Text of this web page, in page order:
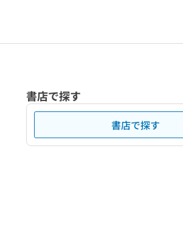
書店で探す
書店で探す